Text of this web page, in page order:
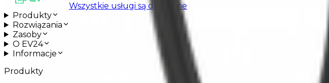
Wszystkie usługi są dostępne
Produkty
Rozwiązania
Zasoby
O EV24
Informacje
Produkty